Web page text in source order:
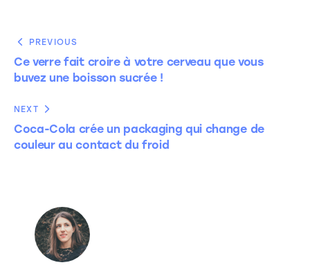
PREVIOUS
Ce verre fait croire à votre cerveau que vous
buvez une boisson sucrée !
NEXT
Coca-Cola crée un packaging qui change de
couleur au contact du froid